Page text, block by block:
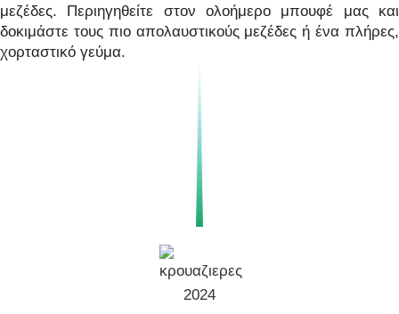
μεζέδες. Περιηγηθείτε στον ολοήμερο μπουφέ μας και
δοκιμάστε τους πιο απολαυστικούς μεζέδες ή ένα πλήρες,
χορταστικό γεύμα.